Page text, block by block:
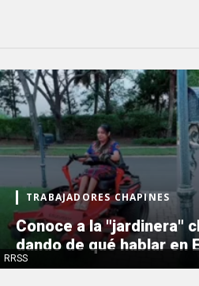
RRSS
TRABAJADORES CHAPINES
Conoce a la "jardinera"
dando de qué hablar en